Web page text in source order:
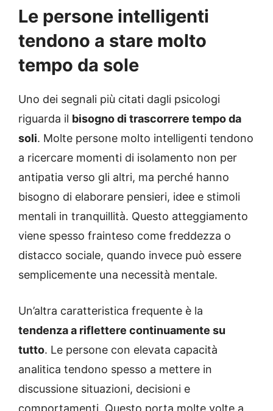
Le persone intelligenti
tendono a stare molto
tempo da sole
Uno dei segnali più citati dagli psicologi
riguarda il bisogno di trascorrere tempo da
soli. Molte persone molto intelligenti tendono
a ricercare momenti di isolamento non per
antipatia verso gli altri, ma perché hanno
bisogno di elaborare pensieri, idee e stimoli
mentali in tranquillità. Questo atteggiamento
viene spesso frainteso come freddezza o
distacco sociale, quando invece può essere
semplicemente una necessità mentale.
Un’altra caratteristica frequente è la
tendenza a riflettere continuamente su
tutto. Le persone con elevata capacità
analitica tendono spesso a mettere in
discussione situazioni, decisioni e
comportamenti. Questo porta molte volte a